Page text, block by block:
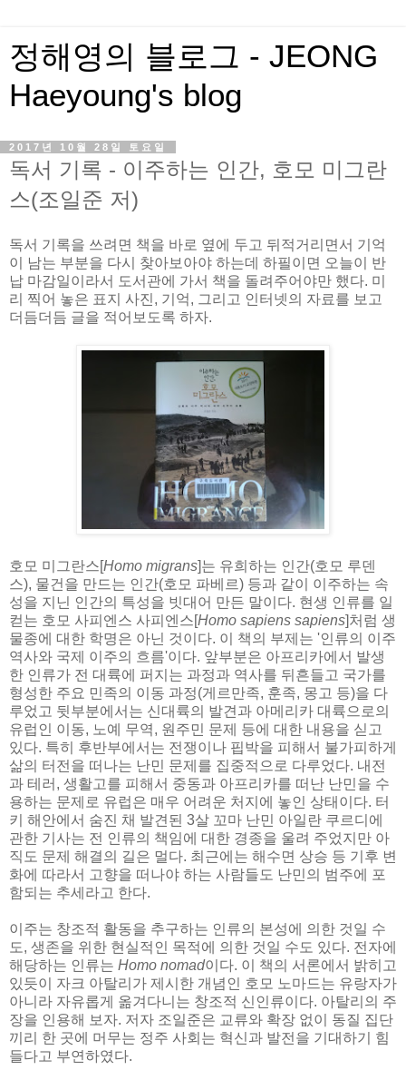
정해영의 블로그 - JEONG
Haeyoung's blog
2017년 10월 28일 토요일
독서 기록 - 이주하는 인간, 호모 미그란
스(조일준 저)
독서 기록을 쓰려면 책을 바로 옆에 두고 뒤적거리면서 기억
이 남는 부분을 다시 찾아보아야 하는데 하필이면 오늘이 반
납 마감일이라서 도서관에 가서 책을 돌려주어야만 했다. 미
리 찍어 놓은 표지 사진, 기억, 그리고 인터넷의 자료를 보고
더듬더듬 글을 적어보도록 하자.
호모 미그란스[Homo migrans]는 유희하는 인간(호모 루덴
스), 물건을 만드는 인간(호모 파베르) 등과 같이 이주하는 속
성을 지닌 인간의 특성을 빗대어 만든 말이다. 현생 인류를 일
컫는 호모 사피엔스 사피엔스[Homo sapiens sapiens]처럼 생
물종에 대한 학명은 아닌 것이다. 이 책의 부제는 '인류의 이주
역사와 국제 이주의 흐름'이다. 앞부분은 아프리카에서 발생
한 인류가 전 대륙에 퍼지는 과정과 역사를 뒤흔들고 국가를
형성한 주요 민족의 이동 과정(게르만족, 훈족, 몽고 등)을 다
루었고 뒷부분에서는 신대륙의 발견과 아메리카 대륙으로의
유럽인 이동, 노예 무역, 원주민 문제 등에 대한 내용을 싣고
있다. 특히 후반부에서는 전쟁이나 핍박을 피해서 불가피하게
삶의 터전을 떠나는 난민 문제를 집중적으로 다루었다. 내전
과 테러, 생활고를 피해서 중동과 아프리카를 떠난 난민을 수
용하는 문제로 유럽은 매우 어려운 처지에 놓인 상태이다. 터
키 해안에서 숨진 채 발견된 3살 꼬마 난민 아일란 쿠르디에
관한 기사는 전 인류의 책임에 대한 경종을 울려 주었지만 아
직도 문제 해결의 길은 멀다. 최근에는 해수면 상승 등 기후 변
화에 따라서 고향을 떠나야 하는 사람들도 난민의 범주에 포
함되는 추세라고 한다.
이주는 창조적 활동을 추구하는 인류의 본성에 의한 것일 수
도, 생존을 위한 현실적인 목적에 의한 것일 수도 있다. 전자에
해당하는 인류는 Homo nomad이다. 이 책의 서론에서 밝히고
있듯이 자크 아탈리가 제시한 개념인 호모 노마드는 유랑자가
아니라 자유롭게 옮겨다니는 창조적 신인류이다. 아탈리의 주
장을 인용해 보자. 저자 조일준은 교류와 확장 없이 동질 집단
끼리 한 곳에 머무는 정주 사회는 혁신과 발전을 기대하기 힘
들다고 부연하였다.